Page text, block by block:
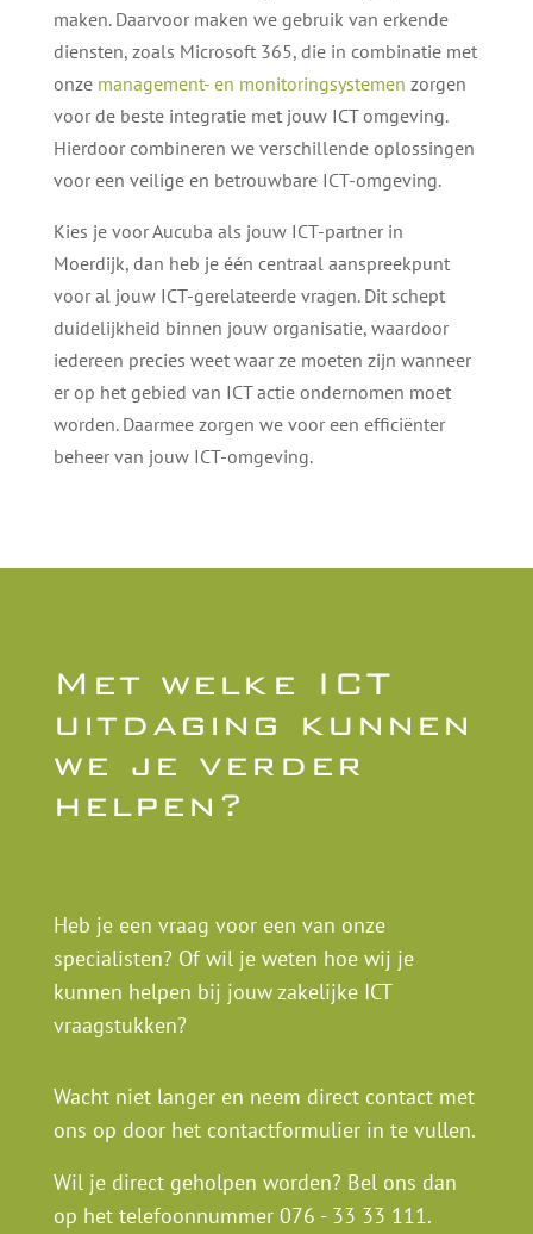
maken. Daarvoor maken we gebruik van erkende
diensten, zoals Microsoft 365, die in combinatie met
onze management- en monitoringsystemen zorgen
voor de beste integratie met jouw ICT omgeving.
Hierdoor combineren we verschillende oplossingen
voor een veilige en betrouwbare ICT-omgeving.
Kies je voor Aucuba als jouw ICT-partner in
Moerdijk, dan heb je één centraal aanspreekpunt
voor al jouw ICT-gerelateerde vragen. Dit schept
duidelijkheid binnen jouw organisatie, waardoor
iedereen precies weet waar ze moeten zijn wanneer
er op het gebied van ICT actie ondernomen moet
worden. Daarmee zorgen we voor een efficiënter
beheer van jouw ICT-omgeving.
Met welke ICT
uitdaging kunnen
we je verder
helpen?
Heb je een vraag voor een van onze
specialisten? Of wil je weten hoe wij je
kunnen helpen bij jouw zakelijke ICT
vraagstukken?
Wacht niet langer en neem direct contact met
ons op door het contactformulier in te vullen.
Wil je direct geholpen worden? Bel ons dan
op het telefoonnummer 076 - 33 33 111.